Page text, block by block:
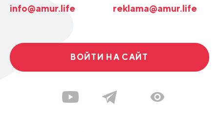
info@amur.life reklama@amur.life
ВОЙТИ НА САЙТ